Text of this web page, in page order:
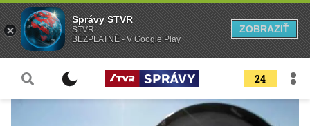
24
Správy STVR
STVR
BEZPLATNÉ - V Google Play
ZOBRAZIŤ